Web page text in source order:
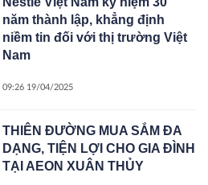
năm thành lập, khẳng định
niềm tin đối với thị trường Việt
Nam
09:26 19/04/2025
THIÊN ĐƯỜNG MUA SẮM ĐA
DẠNG, TIỆN LỢI CHO GIA ĐÌNH
TẠI AEON XUÂN THỦY